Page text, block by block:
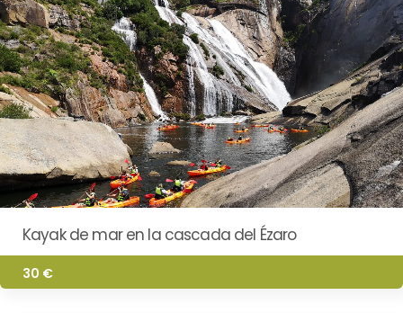
Kayak de mar en la cascada del Ézaro
30 €